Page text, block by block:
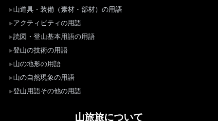
山道具・装備（素材・部材）の用語
アクティビティの用語
読図・登山基本用語の用語
登山の技術の用語
山の地形の用語
山の自然現象の用語
登山用語その他の用語
山旅旅について